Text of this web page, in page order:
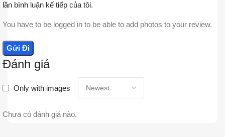
Đánh giá
Only with images
Chưa có đánh giá nào.
lần bình luận kế tiếp của tôi.
You have to be logged in to be able to add photos to your review.